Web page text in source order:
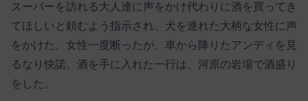
スーパーを訪れる大人達に声をかけ代わりに酒を買ってき
てほしいと頼むよう指示され、犬を連れた大柄な女性に声
をかけた。女性一度断ったが、車から降りたアンディを見
るなり快諾。酒を手に入れた一行は、河原の岩場で酒盛り
をした。